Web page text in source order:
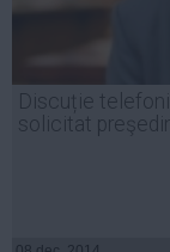
Discuție
solicitat